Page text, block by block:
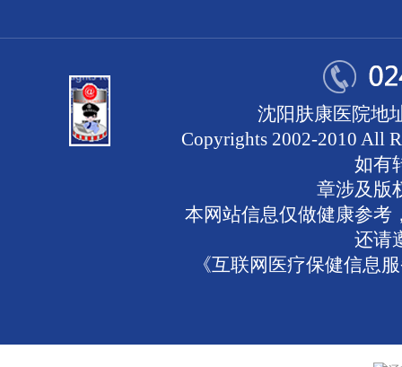
沈阳肤康医院地
Copyrights 2002-2010 All
如有
章涉及版
本网站信息仅做健康参考
还请
《互联网医疗保健信息